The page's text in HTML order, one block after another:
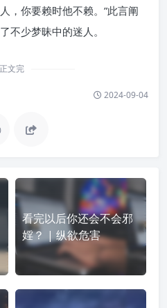
，你要赖时他不赖。”此言阐
不少梦昧中的迷人。
正文完
2024-09-04
看完以后你还会不会邪
婬？ | 纵欲危害